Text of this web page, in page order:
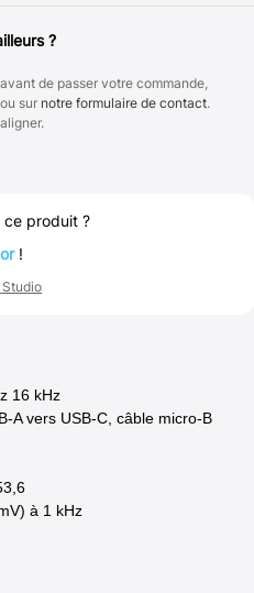
?
de passer votre commande,
ou sur notre formulaire de contact.
ce produit ?
!
Studio
16 kHz
A vers USB-C, câble micro-B
à 1 kHz